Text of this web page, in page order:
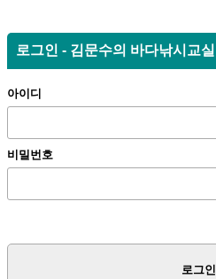
로그인 - 김문수의 바다낚시교실
아이디
비밀번호
로그인